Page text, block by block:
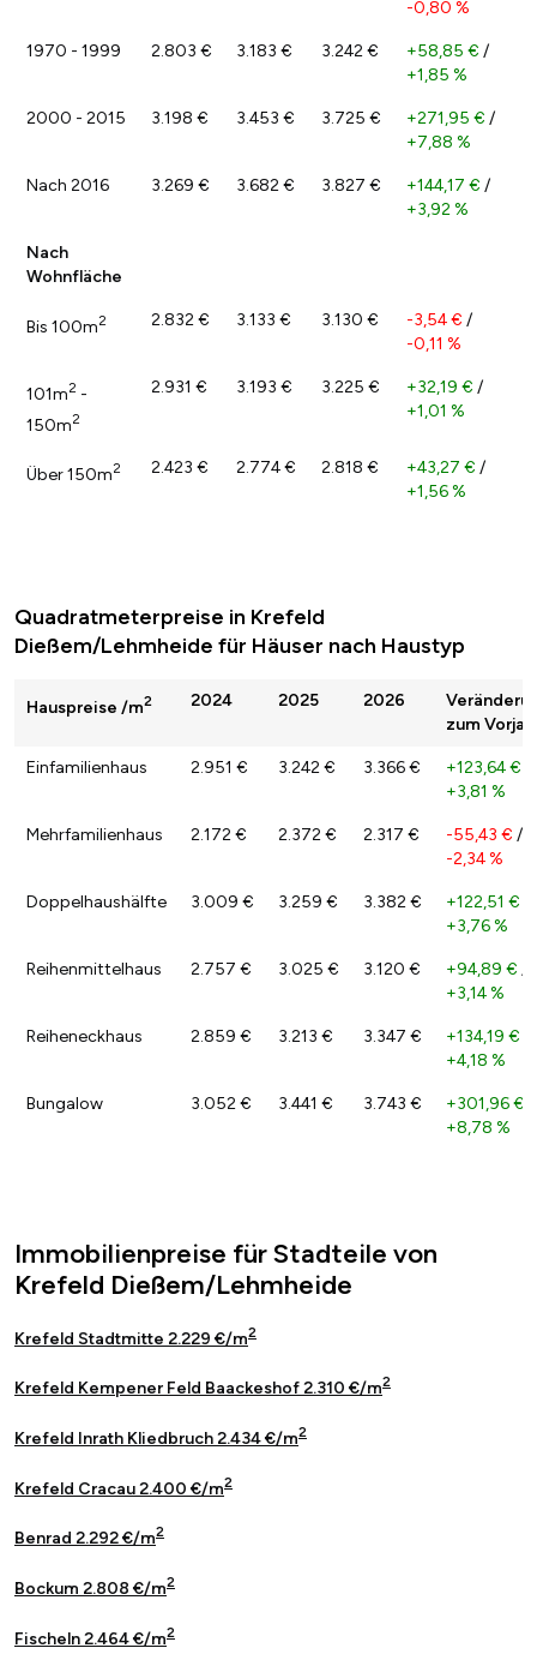
-0,80 %
1970 - 1999 2.803 € 3.183 € 3.242 € +58,85 € /
+1,85 %
2000 - 2015 3.198 € 3.453 € 3.725 € +271,95 € /
+7,88 %
Nach 2016 3.269 € 3.682 € 3.827 € +144,17 € /
+3,92 %
Nach
Wohnfläche
Bis 100m2 2.832 € 3.133 € 3.130 € -3,54 € /
-0,11 %
101m2 -
150m2
2.931 € 3.193 € 3.225 € +32,19 € /
+1,01 %
Über 150m2 2.423 € 2.774 € 2.818 € +43,27 € /
+1,56 %
Quadratmeterpreise in Krefeld
Dießem/Lehmheide für Häuser nach Haustyp
Hauspreise /m2 2024 2025 2026
zum
Einfamilienhaus 2.951 € 3.242 € 3.366 € +123,64 €
+3,81 %
Mehrfamilienhaus 2.172 € 2.372 € 2.317 € -55,43 € /
-2,34 %
Doppelhaushälfte 3.009 € 3.259 € 3.382 € +122,51 €
+3,76 %
Reihenmittelhaus 2.757 € 3.025 € 3.120 € +94,89 € /
+3,14 %
Reiheneckhaus 2.859 € 3.213 € 3.347 € +134,19 €
+4,18 %
Bungalow 3.052 € 3.441 € 3.743 € +301,96 €
+8,78 %
Immobilienpreise für Stadteile von
Krefeld Dießem/Lehmheide
Krefeld Stadtmitte 2.229 €/m2
Krefeld Kempener Feld Baackeshof 2.310 €/m2
Krefeld Inrath Kliedbruch 2.434 €/m2
Krefeld Cracau 2.400 €/m2
Benrad 2.292 €/m2
Bockum 2.808 €/m2
Fischeln 2.464 €/m2